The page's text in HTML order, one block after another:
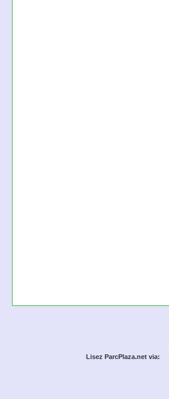
Lisez ParcPlaza.net via: